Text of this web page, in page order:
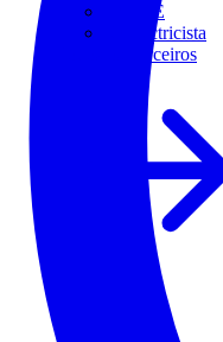
INETE
O electricista
Todos os parceiros